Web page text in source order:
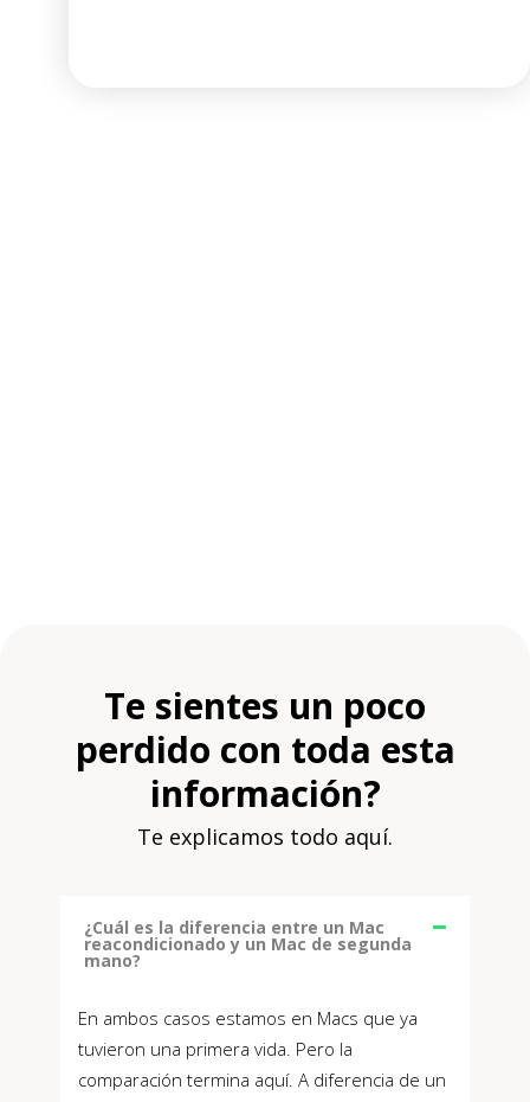
Te sientes un poco
perdido con toda esta
información?
Te explicamos todo aquí.
¿Cuál es la diferencia entre un Mac
reacondicionado y un Mac de segunda
mano?
En ambos casos estamos en Macs que ya
tuvieron una primera vida. Pero la
comparación termina aquí. A diferencia de un